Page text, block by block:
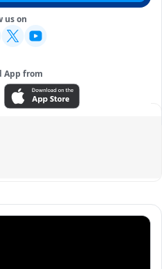
us on
App from